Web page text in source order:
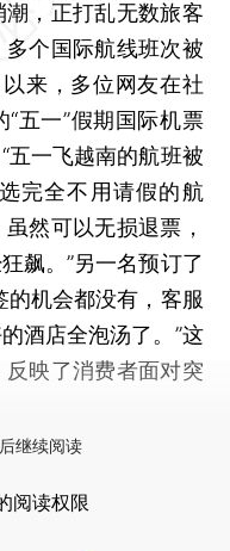
，正打乱无数旅客
个国际航线班次被
来，多位网友在社
五一”假期国际机票
五一飞越南的航班被
完全不用请假的航
然可以无损退票，
飙。”另一名预订了
的机会都没有，客服
酒店全泡汤了。”这
映了消费者面对突
继续阅读
阅读权限